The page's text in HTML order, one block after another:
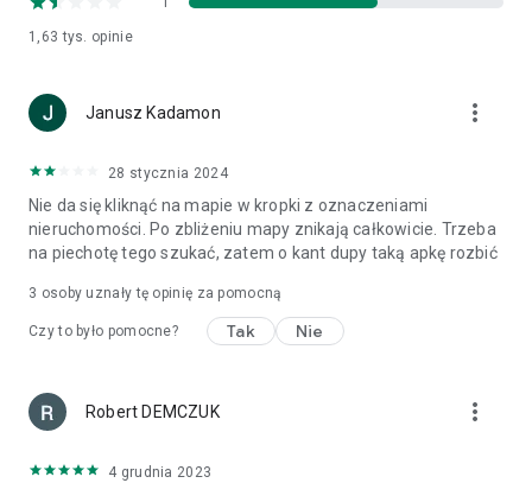
1,63 tys. opinie
Janusz Kadamon more_vert
28 stycznia 2024
Nie da się kliknąć na mapie w kropki z oznaczeniami
nieruchomości. Po zbliżeniu mapy znikają całkowicie. Trzeba
na piechotę tego szukać, zatem o kant dupy taką apkę rozbić
3 osoby uznały tę opinię za pomocną
Czy to było pomocne? Tak Nie
Robert DEMCZUK more_vert
4 grudnia 2023